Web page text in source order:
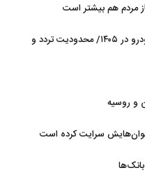
مردم هم بیشتر است
ابلاغ قوانین جدید اسقاط و واردات خودرو در ۱۴۰۵/ محدودیت تردد و
و روسیه
سرایت کرده است